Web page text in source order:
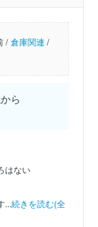
/ 倉庫関連 /
ら
はない
...続きを読む(全